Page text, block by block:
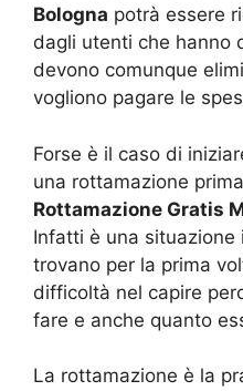
Bologna potrà essere
dagli utenti che hanno
devono comunque
vogliono pagare le
Forse è il caso di
una rottamazione
Rottamazione Gratis
Infatti è una
trovano per la prima
difficoltà nel capire
fare e anche quanto
La rottamazione è la